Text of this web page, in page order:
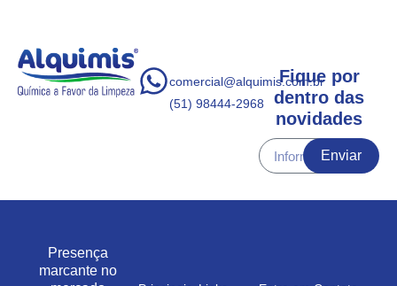
comercial@alquimis.com.br
(51) 98444-2968
Fique por
dentro das
novidades
Enviar
Presença
marcante no